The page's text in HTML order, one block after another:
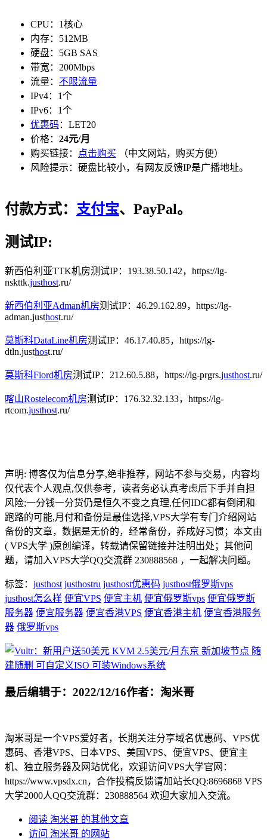
CPU：1核心
内存：512MB
硬盘：5GB SAS
带宽：200Mbps
流量： 不限流量
IPv4：1个
IPv6：1个
优惠码 ：LET20
价格： 24元/月
购买链接：
点击购买 （中文网站，购买方便）
风险提示：硬盘比较小，有网友反馈IP是广播地址。
付款方式： 支付宝、PayPal。
测试IP:
新西伯利亚TTK机房测试IP：193.38.50.142，https://lg-
nskttk.justhost.ru/
新西伯利亚Adman机房测试IP：46.29.162.89，https://lg-
adman.justhost.ru/
莫斯科DataLine机房测试IP：46.17.40.85，https://lg-
dtln.justhost.ru/
莫斯科Fiord机房测试IP：212.60.5.88，https://lg-prgrs.justhost.ru/
喀山Rostelecom机房测试IP：176.32.32.133，https://lg-
rtcom.justhost.ru/
声明: 博客仅为信息分享,绝非推荐，网站不参与交易，内容均
仅代表个人观点,仅供参考，读者务必认真考虑后下手并自担
风险;一分钱一分货仍是恒久不变之真理,任何IDC都有倒闭和
跑路的可能,月付和备份是最佳选择,VPS大学有专门介绍网站
备份的文章，数据是无价的，经常备份，养成好习惯；本文由
( VPS大学 )原创编译，转载请保留链接并注明出处；其他问
题，请加入VPS大学QQ交流群 230888568 ，一起解决问题。
标签： justhost justhostru justhost优惠码 justhost俄罗斯vps
justhost怎么样 便宜VPS 便宜主机 便宜俄罗斯vps 便宜俄罗斯
服务器 便宜服务器 便宜香港VPS 便宜香港主机 便宜香港服务
器 俄罗斯vps
最后编辑于：2022/12/16作者：淘米哥
淘米哥是一个VPS爱好者，长期关注分享域名优惠码、VPS优
惠码、香港VPS、日本VPS、美国VPS、便宜VPS、便宜主
机、独立服务器及网站优化，欢迎访问VPS大学官网：
https://www.vpsdx.cn，合作投稿反馈请加站长QQ:8696868 VPS
大学2000人QQ交流群：230888564 欢迎大家加入交流。
阅读 淘米哥 的其他文章
访问 淘米哥 的网站